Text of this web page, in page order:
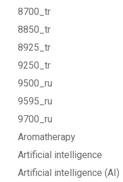
8700_tr
8850_tr
8925_tr
9250_tr
9500_ru
9595_ru
9700_ru
Aromatherapy
Artificial intelligence
Artificial intelligence (AI)